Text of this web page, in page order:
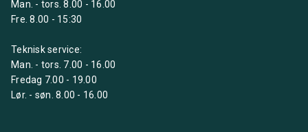
Man. - tors. 8.00 - 16.00
Fre. 8.00 - 15:30
Teknisk service:
Man. - tors. 7.00 - 16.00
Fredag 7.00 - 19.00
Lør. - søn. 8.00 - 16.00